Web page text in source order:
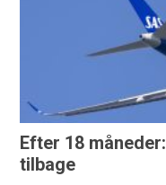
Efter 18
tilbage